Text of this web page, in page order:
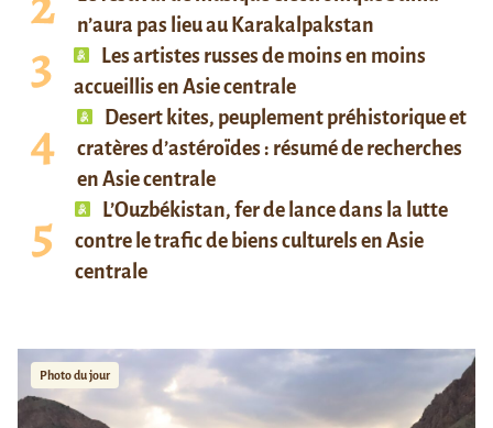
n’aura pas lieu au Karakalpakstan
Les artistes russes de moins en moins
accueillis en Asie centrale
Desert kites, peuplement préhistorique et
cratères d’astéroïdes : résumé de recherches
en Asie centrale
L’Ouzbékistan, fer de lance dans la lutte
contre le trafic de biens culturels en Asie
centrale
Photo du jour